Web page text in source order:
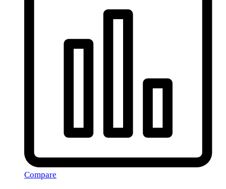
Compare